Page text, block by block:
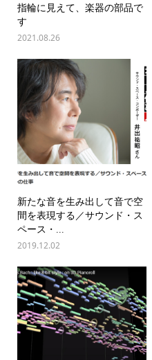
指輪に見えて、楽器の部品で
す
2021.08.26
新たな音を生み出して音で空
間を表現する／サウンド・ス
ペース・...
2019.12.02